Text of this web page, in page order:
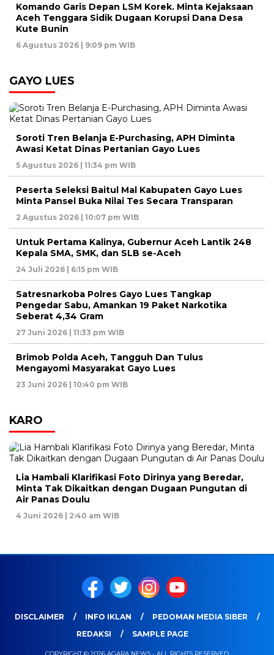
Komando Garis Depan LSM Korek. Minta Kejaksaan
Aceh Tenggara Sidik Dugaan Korupsi Dana Desa
Kute Bunin
6 Agustus 2026 | 9:09 pm WIB
GAYO LUES
Soroti Tren Belanja E-Purchasing, APH Diminta
Awasi Ketat Dinas Pertanian Gayo Lues
5 Agustus 2026 | 11:34 pm WIB
Peserta Seleksi Baitul Mal Kabupaten Gayo Lues
Minta Pansel Buka Nilai Tes Secara Transparan
2 Agustus 2026 | 10:07 pm WIB
Untuk Pertama Kalinya, Gubernur Aceh Lantik 248
Kepala SMA, SMK, dan SLB se-Aceh
24 Juli 2026 | 6:15 pm WIB
Satresnarkoba Polres Gayo Lues Tangkap
Pengedar Sabu, Amankan 19 Paket Narkotika
Seberat 4,34 Gram
27 Juni 2026 | 11:33 pm WIB
Brimob Polda Aceh, Tangguh Dan Tulus
Mengayomi Masyarakat Gayo Lues
23 Juni 2026 | 10:40 pm WIB
KARO
Lia Hambali Klarifikasi Foto Dirinya yang Beredar,
Minta Tak Dikaitkan dengan Dugaan Pungutan di
Air Panas Doulu
4 Juni 2026 | 2:40 am WIB
DISCLAIMER INFO IKLAN
PEDOMAN MEDIA SIBER
REDAKSI
SAMPLE PAGE
COPYRIGHT © 2026 AGARA NEWS - ALL RIGHTS RESERVED